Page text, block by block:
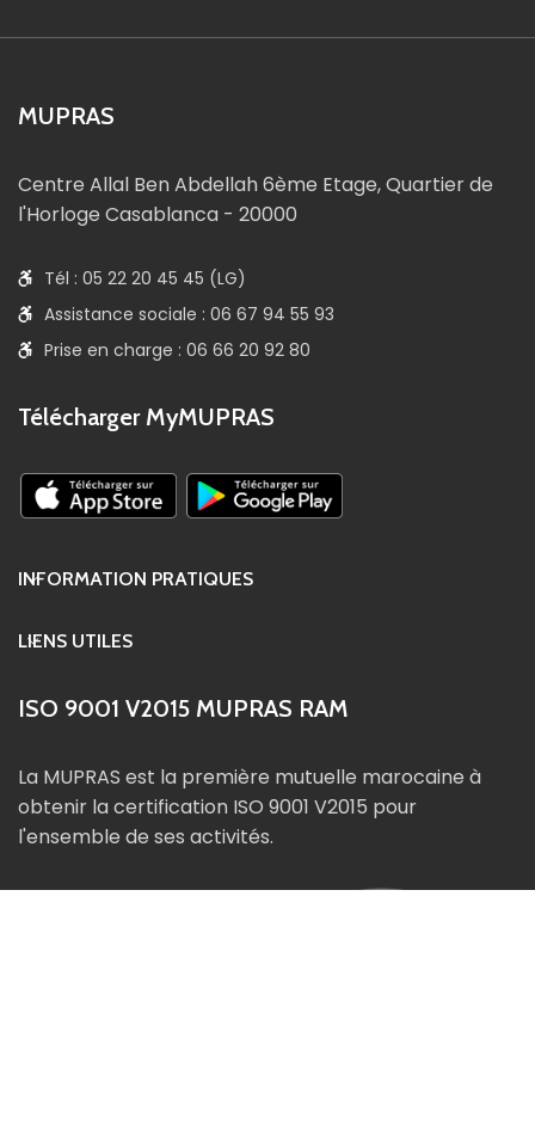
MUPRAS
Centre Allal Ben Abdellah 6ème Etage, Quartier de
l'Horloge Casablanca - 20000
Tél : 05 22 20 45 45 (LG)
Assistance sociale : 06 67 94 55 93
Prise en charge : 06 66 20 92 80
Télécharger MyMUPRAS
INFORMATION PRATIQUES
LIENS UTILES
ISO 9001 V2015 MUPRAS RAM
La MUPRAS est la première mutuelle marocaine à
obtenir la certification ISO 9001 V2015 pour
l'ensemble de ses activités.